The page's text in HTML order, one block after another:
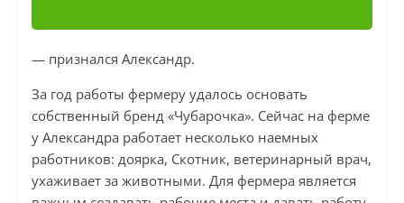
— признался Александр.
За год работы фермеру удалось основать
собственный бренд «Чубарочка». Сейчас на ферме
у Александра работает несколько наемных
работников: доярка, Скотник, ветеринарный врач,
ухаживает за животными. Для фермера является